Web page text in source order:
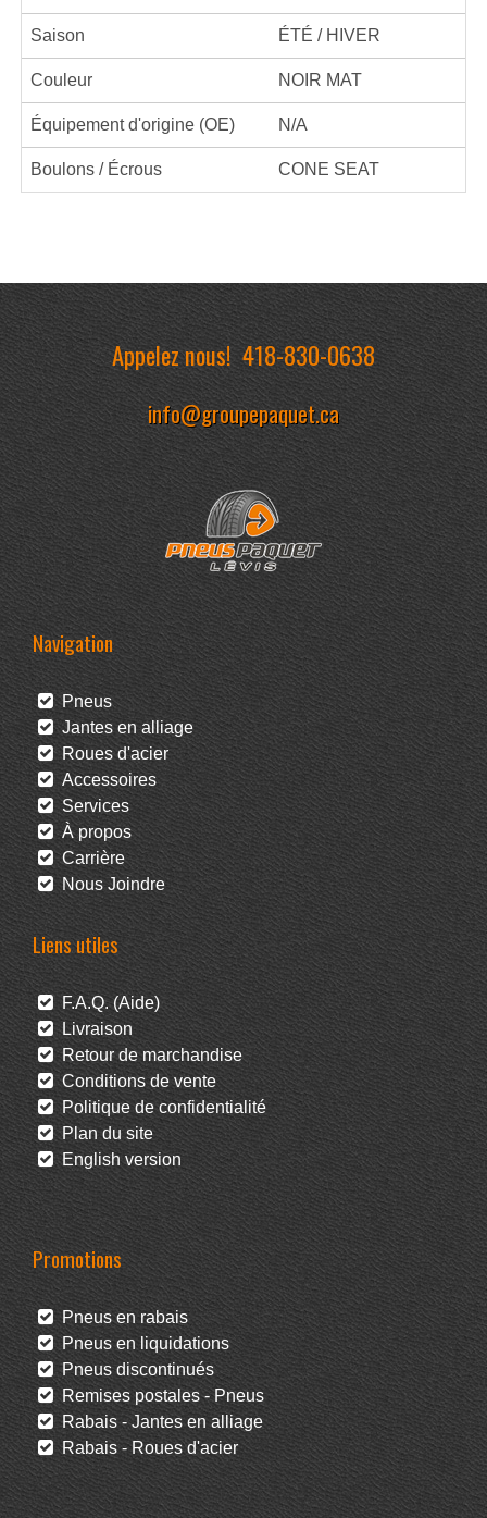
Saison ÉTÉ / HIVER
Couleur NOIR MAT
Équipement d'origine (OE) N/A
Boulons / Écrous CONE SEAT
Appelez nous!418-830-0638
info@groupepaquet.ca
Navigation
Pneus
Jantes en alliage
Roues d'acier
Accessoires
Services
À propos
Carrière
Nous Joindre
Liens utiles
F.A.Q. (Aide)
Livraison
Retour de marchandise
Conditions de vente
Politique de confidentialité
Plan du site
English version
Promotions
Pneus en rabais
Pneus en liquidations
Pneus discontinués
Remises postales - Pneus
Rabais - Jantes en alliage
Rabais - Roues d'acier